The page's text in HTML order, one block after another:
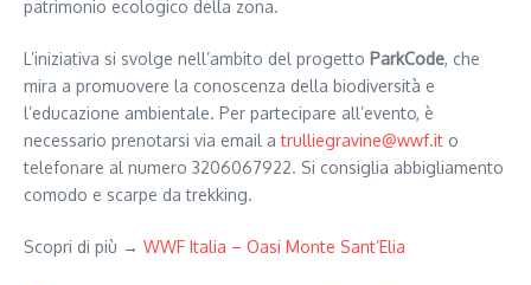
patrimonio ecologico della zona.
L’iniziativa si svolge nell’ambito del progetto ParkCode, che
mira a promuovere la conoscenza della biodiversità e
l’educazione ambientale. Per partecipare all’evento, è
necessario prenotarsi via email atrulliegravine@wwf.it o
telefonare al numero 3206067922. Si consiglia abbigliamento
comodo e scarpe da trekking.
Scopri di più → WWF Italia – Oasi Monte Sant’Elia